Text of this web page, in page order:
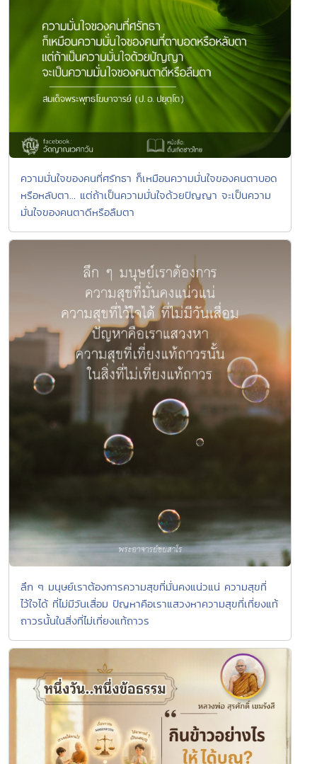
ความมั่นใจของคนที่ศรัทธา ก็เหมือนความมั่นใจของคนตาบอด
หรือหลับตา... แต่ถ้าเป็นความมั่นใจด้วยปัญญา จะเป็นความ
มั่นใจของคนตาดีหรือลืมตา
ลึก ๆ มนุษย์เราต้องการความสุขที่มั่นคงแน่วแน่ ความสุขที่
ไว้ใจได้ ที่ไม่มีวันเสื่อม ปัญหาคือเราแสวงหาความสุขที่เที่ยงแท้
ถาวรนั้นในสิ่งที่ไม่เที่ยงแท้ถาวร